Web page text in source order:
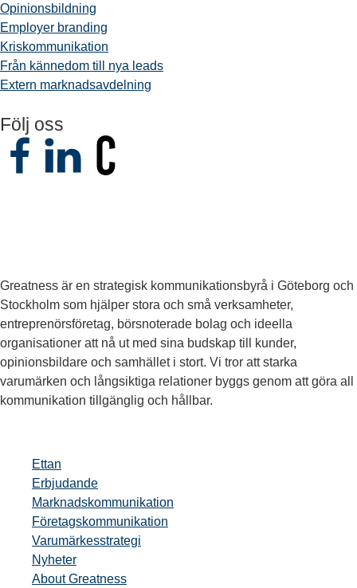
Opinionsbildning
Employer branding
Kriskommunikation
Från kännedom till nya leads
Extern marknadsavdelning
Följ oss
Greatness är en strategisk kommunikationsbyrå i Göteborg och
Stockholm som hjälper stora och små verksamheter,
entreprenörsföretag, börsnoterade bolag och ideella
organisationer att nå ut med sina budskap till kunder,
opinionsbildare och samhället i stort. Vi tror att starka
varumärken och långsiktiga relationer byggs genom att göra all
kommunikation tillgänglig och hållbar.
Ettan
Erbjudande
Marknadskommunikation
Företagskommunikation
Varumärkesstrategi
Nyheter
About Greatness